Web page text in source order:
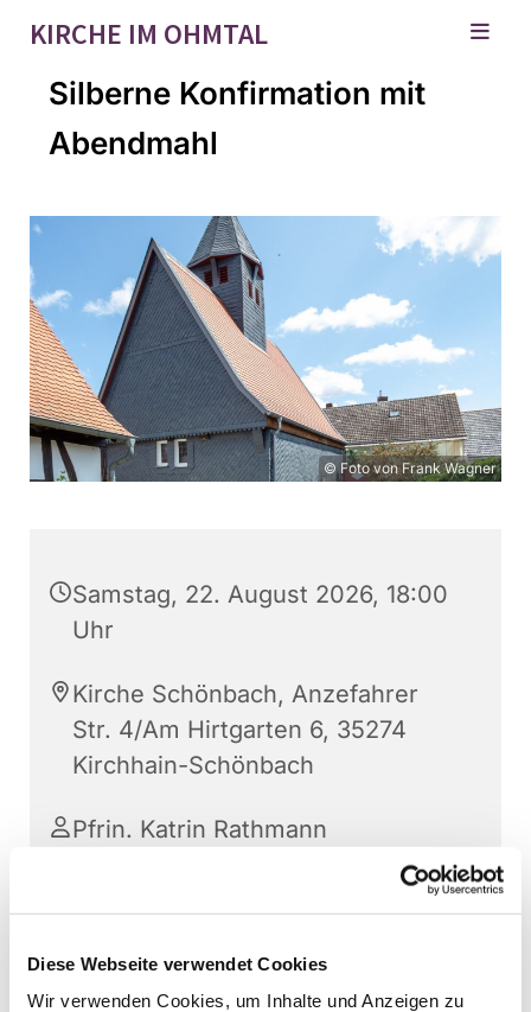
Diese Webseite verwendet Cookies
Wir verwenden Cookies, um Inhalte und Anzeigen zu
KIRCHE IM OHMTAL
Silberne Konfirmation mit
Abendmahl
© Foto von Frank Wagner
Samstag, 22. August 2026, 18:00
Uhr
Kirche Schönbach, Anzefahrer
Str. 4/Am Hirtgarten 6, 35274
Kirchhain-Schönbach
Pfrin. Katrin Rathmann